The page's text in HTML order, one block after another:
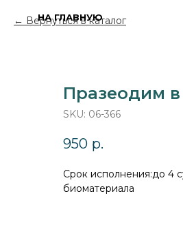
Вернуться в каталог
Празеодим
SKU: 06-366
950 р.
Cрок исполнения:до 4
биоматериала
НА ГЛАВНУЮ